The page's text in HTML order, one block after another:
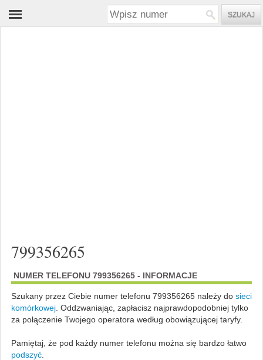
799356265
NUMER TELEFONU 799356265 - INFORMACJE
Szukany przez Ciebie numer telefonu 799356265 należy do sieci
komórkowej. Oddzwaniając, zapłacisz najprawdopodobniej tylko
za połączenie Twojego operatora według obowiązującej taryfy.
Pamiętaj, że pod każdy numer telefonu można się bardzo łatwo
podszyć.